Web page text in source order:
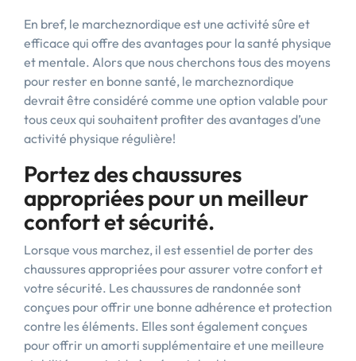
En bref, le marcheznordique est une activité sûre et
efficace qui offre des avantages pour la santé physique
et mentale. Alors que nous cherchons tous des moyens
pour rester en bonne santé, le marcheznordique
devrait être considéré comme une option valable pour
tous ceux qui souhaitent profiter des avantages d’une
activité physique régulière!
Portez des chaussures
appropriées pour un meilleur
confort et sécurité.
Lorsque vous marchez, il est essentiel de porter des
chaussures appropriées pour assurer votre confort et
votre sécurité. Les chaussures de randonnée sont
conçues pour offrir une bonne adhérence et protection
contre les éléments. Elles sont également conçues
pour offrir un amorti supplémentaire et une meilleure